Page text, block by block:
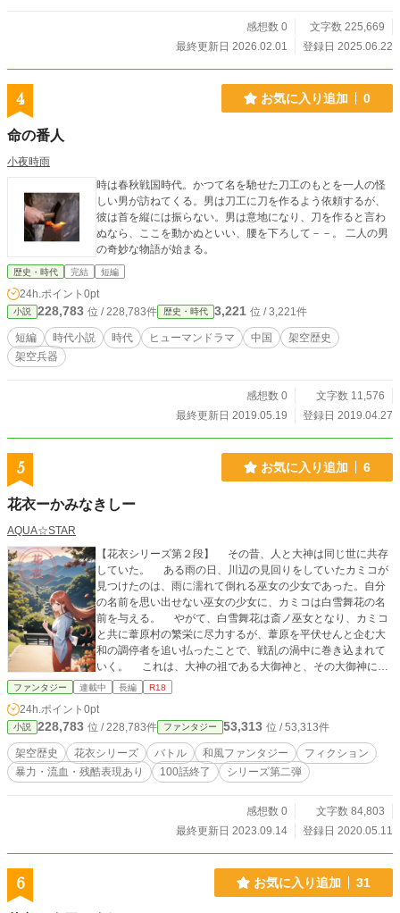
件を解決し、リント達は新たな仲間と荷車とそれを引く魔獣を手にして新たなギ
フィコへ向かうが滞在中に雷獄の雨が発生してしまう。 それを発生させたのは
この国の学生だそうで…？ ※カクヨム、小説家になろうにも同時掲載しており
ます
感想数 0
文字数 225,669
最終更新日 2026.02.01
登録日 2025.06.22
4 お気に入り追加 0
命の番人
小夜時雨
時は春秋戦国時代。かつて名を馳せた刀工のもとを一人の怪
しい男が訪ねてくる。男は刀工に刀を作るよう依頼するが、
彼は首を縦には振らない。男は意地になり、刀を作ると言わ
ぬなら、ここを動かぬといい、腰を下ろして－－。 二人の男
の奇妙な物語が始まる。
歴史・時代 完結 短編
24h.ポイント 0pt
小説 228,783 位 / 228,783件 歴史・時代 3,221 位 / 3,221件
短編 時代小説 時代 ヒューマンドラマ 中国
架空歴史
架空兵器
感想数 0
文字数 11,576
最終更新日 2019.05.19
登録日 2019.04.27
5 お気に入り追加 6
花衣ーかみなきしー
AQUA☆STAR
【花衣シリーズ第２段】 その昔、人と大神は同じ世に共存
していた。 ある雨の日、川辺の見回りをしていたカミコが
見つけたのは、雨に濡れて倒れる巫女の少女であった。自分
の名前を思い出せない巫女の少女に、カミコは白雪舞花の名
前を与える。 やがて、白雪舞花は斎ノ巫女となり、カミコ
と共に葦原村の繁栄に尽力するが、葦原を平伏せんと企む大
和の調停者を追い払ったことで、戦乱の渦中に巻き込まれて
いく。 これは、大神の祖である大御神と、その大御神に仕
えた記憶を失った巫女の話。
ファンタジー 連載中 長編 R18
24h.ポイント 0pt
小説 228,783 位 / 228,783件 ファンタジー 53,313 位 / 53,313件
架空歴史 花衣シリーズ バトル 和風ファンタジー
フィクション
暴力・流血・残酷表現あり
100話終了 シリーズ第二弾
感想数 0
文字数 84,803
最終更新日 2023.09.14
登録日 2020.05.11
6 お気に入り追加 31